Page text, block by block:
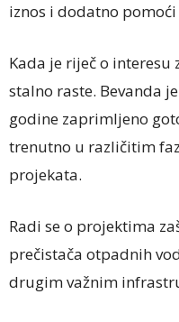
iznos i dodatno
Kada je riječ o interesu
stalno raste. Bevanda
godine zaprimljeno
trenutno u različitim
projekata.
Radi se o projektima
prečistača otpadnih
drugim važnim